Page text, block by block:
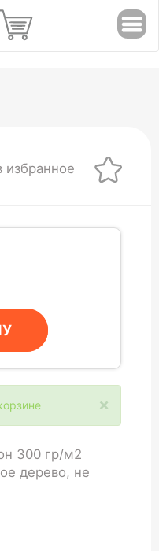
избранное
×
300 гр/м2
дерево, не